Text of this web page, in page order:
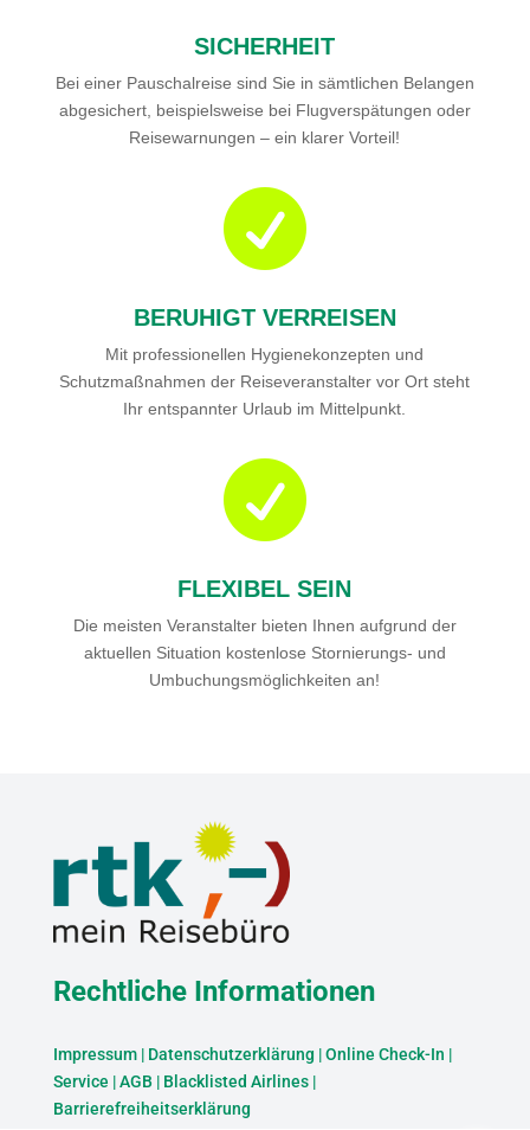
SICHERHEIT
Bei einer Pauschalreise sind Sie in sämtlichen Belangen
abgesichert, beispielsweise bei Flugverspätungen oder
Reisewarnungen – ein klarer Vorteil!

BERUHIGT VERREISEN
Mit professionellen Hygienekonzepten und
Schutzmaßnahmen der Reiseveranstalter vor Ort steht
Ihr entspannter Urlaub im Mittelpunkt.

FLEXIBEL SEIN
Die meisten Veranstalter bieten Ihnen aufgrund der
aktuellen Situation kostenlose Stornierungs- und
Umbuchungsmöglichkeiten an!
Rechtliche Informationen
Impressum| Datenschutzerklärung |Online Check-In |
Service |AGB | Blacklisted Airlines|
Barrierefreiheitserklärung